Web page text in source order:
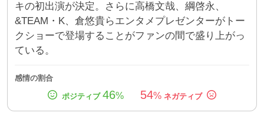
キの初出演が決定。さらに高橋文哉、綱啓永、
&TEAM・K、倉悠貴らエンタメプレゼンターがトー
クショーで登場することがファンの間で盛り上がっ
ている。
感情の割合
46% 54%